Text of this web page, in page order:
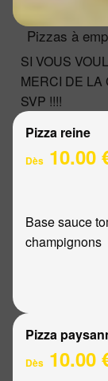
Pizzas à
SI VOUS
MERCI DE LA
SVP !!!!
Pizza reine
Dès 10.00
Base sauce
champignons
Pizza
Dès 10.00